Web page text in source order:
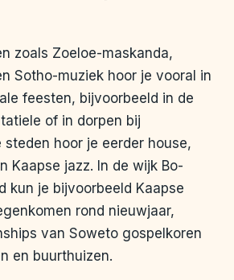
zoals Zoeloe-maskanda,
Sotho-muziek hoor je vooral in
feesten, bijvoorbeeld in de
of in dorpen bij
steden hoor je eerder house,
Kaapse jazz. In de wijk Bo-
kun je bijvoorbeeld Kaapse
rond nieuwjaar,
van Soweto gospelkoren
en buurthuizen.